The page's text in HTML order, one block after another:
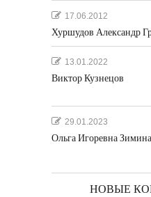
17.06.2012
Хуршудов Александр
13.01.2022
Виктор Кузнецов
29.01.2023
Ольга Игоревна Зимина
НОВЫЕ